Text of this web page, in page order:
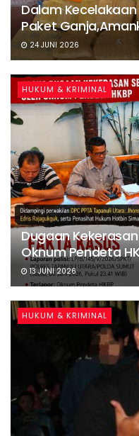
Dalam Kecelakaan
Paket
24 JUNI 2026
HUKUM & KRIMINAL
Dugaan
Oknum Pendeta
13 JUNI 2026
HUKUM & KRIMINAL